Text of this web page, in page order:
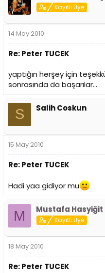
Kayıtlı Üye
14 May 2010
Re: Peter TUCEK
yaptığın herşey için
sonrasında da başarılar...
S Salih Coskun
15 May 2010
Re: Peter TUCEK
Hadi yaa gidiyor mu
M Mustafa Hasyiğit
Kayıtlı Üye
18 May 2010
Re: Peter TUCEK